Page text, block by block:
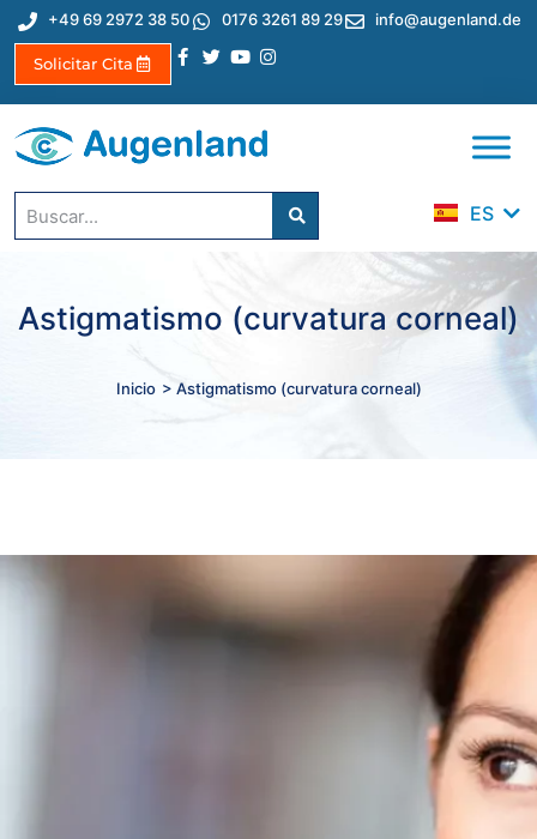
+49 69 2972 38 50 0176 3261 89 29 info@augenland.de
Solicitar Cita
ES
EN
DE
IT
Astigmatismo (curvatura corneal)
Inicio > Astigmatismo (curvatura corneal)